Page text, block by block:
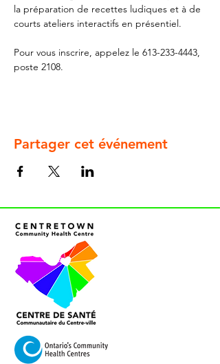
la préparation de recettes ludiques et à de
courts ateliers interactifs en présentiel.
Pour vous inscrire, appelez le 613-233-4443,
poste 2108.
Partager cet événement